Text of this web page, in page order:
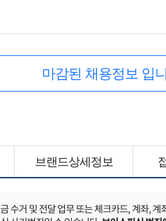
마감된 채용정보 입
브랜드상세정보